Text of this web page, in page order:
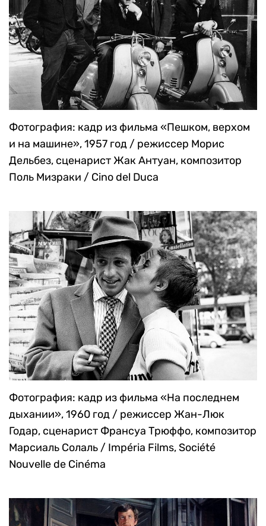
Фотография: кадр из фильма «Пешком, верхом
и на машине», 1957 год / режиссер Морис
Дельбез, сценарист Жак Антуан, композитор
Поль Мизраки / Cino del Duca
Фотография: кадр из фильма «На последнем
дыхании», 1960 год / режиссер Жан-Люк
Годар, сценарист Франсуа Трюффо, композитор
Марсиаль Солаль / Impéria Films, Société
Nouvelle de Cinéma